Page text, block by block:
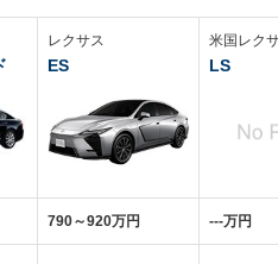
レクサス
ES
790～920万円
米国レク
LS
‐‐‐万円